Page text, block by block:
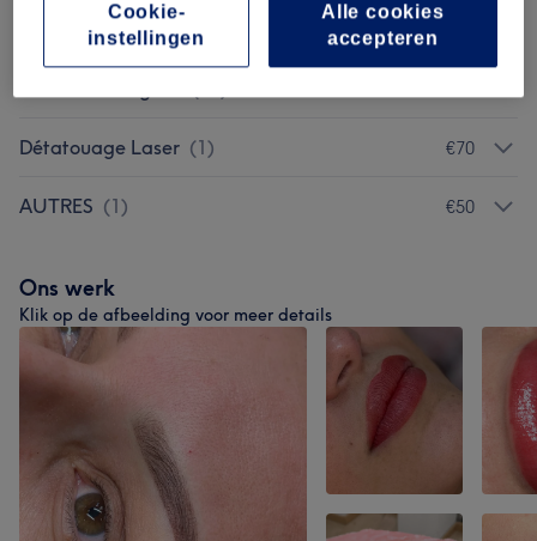
Soin Du Visage (6) vanaf €50
Détatouage Laser (1) €70
AUTRES (1) €50
Ons werk
Klik op de afbeelding voor meer details
Alle cookies
accepteren
Cookie-
instellingen